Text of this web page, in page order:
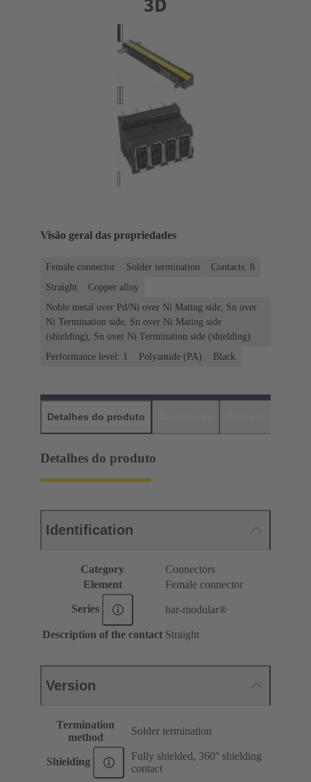
Visão geral das propriedades
Female connector Solder termination
Contacts: 8
Straight
Copper alloy
Noble metal over Pd/Ni over Ni Mating side, Sn over
Ni Termination side, Sn over Ni Mating side
(shielding), Sn over Ni Termination side (shielding)
Performance level: 1
Polyamide (PA) Black
Detalhes do produto
Detalhes do produto
Identification
Category
Connectors
Element
Female connector
Series har-modular®
Description of the contact Straight
Version
Termination
method
Solder termination
Shielding
Fully shielded, 360° shielding
contact